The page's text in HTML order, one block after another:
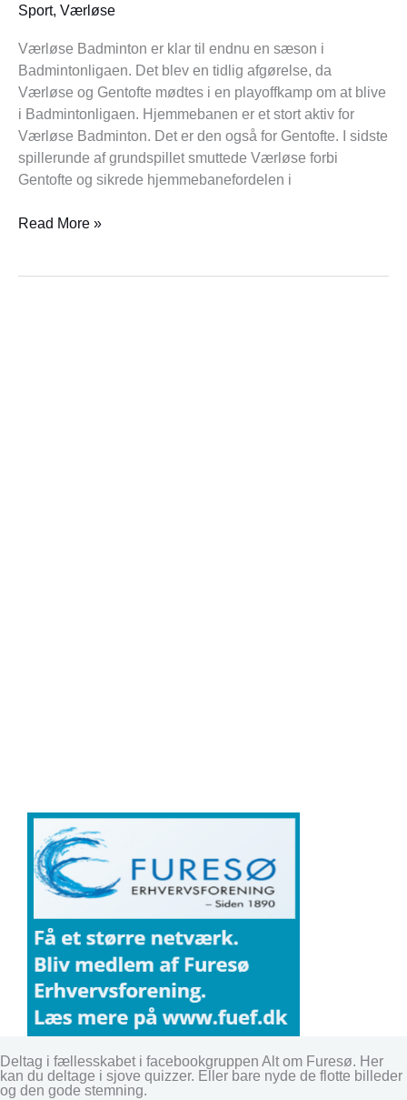
Sport, Værløse
Værløse Badminton er klar til endnu en sæson i
Badmintonligaen. Det blev en tidlig afgørelse, da
Værløse og Gentofte mødtes i en playoffkamp om at blive
i Badmintonligaen. Hjemmebanen er et stort aktiv for
Værløse Badminton. Det er den også for Gentofte. I sidste
spillerunde af grundspillet smuttede Værløse forbi
Gentofte og sikrede hjemmebanefordelen i
Read More »
Deltag i fællesskabet i facebookgruppen Alt om Furesø. Her
kan du deltage i sjove quizzer. Eller bare nyde de flotte billeder
og den gode stemning.